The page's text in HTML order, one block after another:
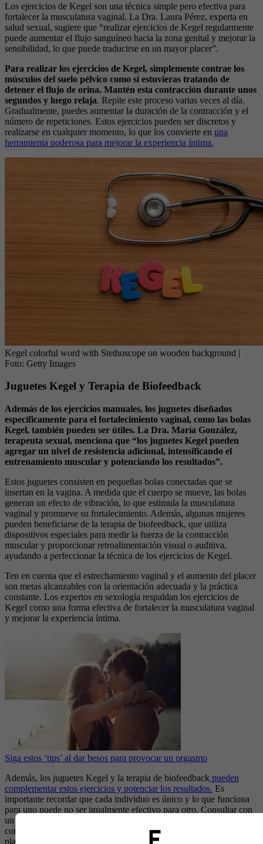
Los ejercicios de Kegel son una técnica simple pero efectiva para
fortalecer la musculatura vaginal. La Dra. Laura Pérez, experta en
salud sexual, sugiere que “realizar ejercicios de Kegel regularmente
puede aumentar el flujo sanguíneo hacia la zona genital y mejorar la
sensibilidad, lo que puede traducirse en un mayor placer”.
Para realizar los ejercicios de Kegel, simplemente contrae los
músculos del suelo pélvico como si estuvieras tratando de
detener el flujo de orina. Mantén esta contracción durante unos
segundos y luego relaja. Repite este proceso varias veces al día.
Gradualmente, puedes aumentar la duración de la contracción y el
número de repeticiones. Estos ejercicios pueden ser discretos y
realizarse en cualquier momento, lo que los convierte en una
herramienta poderosa para mejorar la experiencia íntima.
Kegel colorful word with Stethoscope on wooden background |
Foto: Getty Images
Juguetes Kegel y Terapia de Biofeedback
Además de los ejercicios manuales, los juguetes diseñados
específicamente para el fortalecimiento vaginal, como las bolas
Kegel, también pueden ser útiles. La Dra. María González,
terapeuta sexual, menciona que “los juguetes Kegel pueden
agregar un nivel de resistencia adicional, intensificando el
entrenamiento muscular y potenciando los resultados”.
Estos juguetes consisten en pequeñas bolas conectadas que se
insertan en la vagina. A medida que el cuerpo se mueve, las bolas
generan un efecto de vibración, lo que estimula la musculatura
vaginal y promueve su fortalecimiento. Además, algunas mujeres
pueden beneficiarse de la terapia de biofeedback, que utiliza
dispositivos especiales para medir la fuerza de la contracción
muscular y proporcionar retroalimentación visual o auditiva,
ayudando a perfeccionar la técnica de los ejercicios de Kegel.
Ten en cuenta que el estrechamiento vaginal y el aumento del placer
son metas alcanzables con la orientación adecuada y la práctica
constante. Los expertos en sexología respaldan los ejercicios de
Kegel como una forma efectiva de fortalecer la musculatura vaginal
y mejorar la experiencia íntima.
Siga estos ‘tips’ al dar besos para provocar un orgasmo
Además, los juguetes Kegel y la terapia de biofeedback pueden
complementar estos ejercicios y potenciar los resultados. Es
importante recordar que cada individuo es único y lo que funciona
para uno puede no ser igualmente efectivo para otro. Consultar con
un profesional de la salud sexual y practicar la paciencia y la
consistencia pueden ser la clave para lograr una vida sexual más
placentera y saludable.